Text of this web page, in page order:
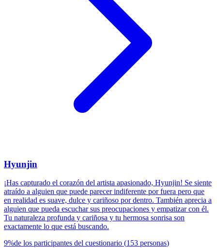
Hyunjin
¡Has capturado el corazón del artista apasionado, Hyunjin! Se siente
atraído a alguien que puede parecer indiferente por fuera pero que
en realidad es suave, dulce y cariñoso por dentro. También aprecia a
alguien que pueda escuchar sus preocupaciones y empatizar con él.
Tu naturaleza profunda y cariñosa y tu hermosa sonrisa son
exactamente lo que está buscando.
9%de los participantes del cuestionario (153 personas)